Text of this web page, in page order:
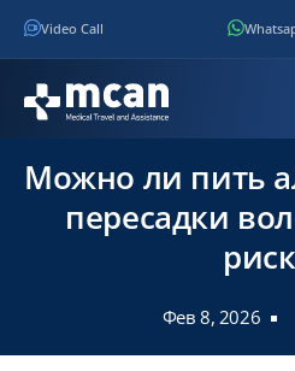
Video Call
Можно ли пить
пересадки
Фев 8, 2026